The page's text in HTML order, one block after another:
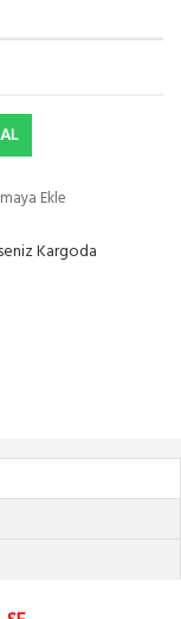
Ekle
Kargoda